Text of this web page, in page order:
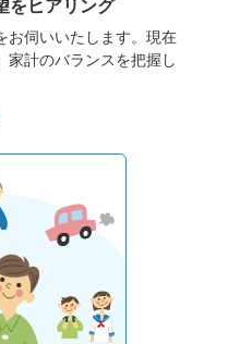
をヒアリング
伺いいたします。 現在
家計のバランスを把握し